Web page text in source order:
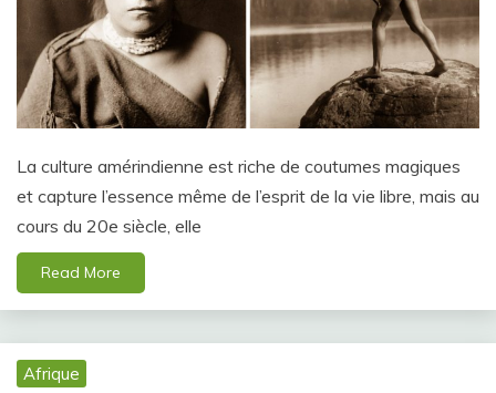
La culture amérindienne est riche de coutumes magiques
et capture l’essence même de l’esprit de la vie libre, mais au
cours du 20e siècle, elle
Read More
Afrique